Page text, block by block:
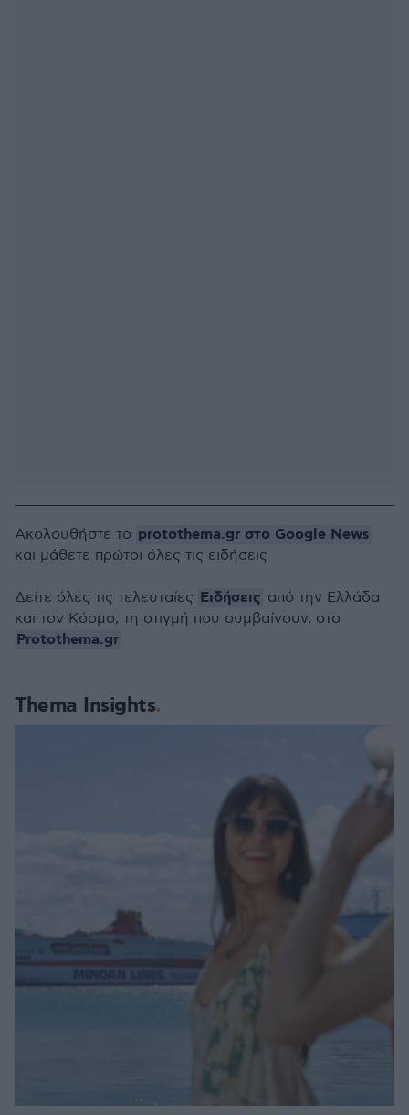
Thema Insights
Ακολουθήστε το protothema.gr στο Google News
και μάθετε πρώτοι όλες τις ειδήσεις
Δείτε όλες τις τελευταίες Ειδήσεις από την Ελλάδα
και τον Κόσμο, τη στιγμή που συμβαίνουν, στο
Protothema.gr